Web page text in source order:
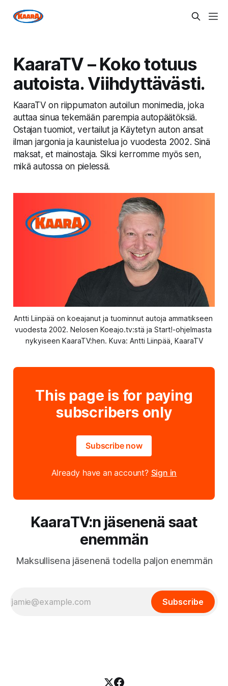
KaaraTV – Koko totuus
autoista. Viihdyttävästi.
KaaraTV on riippumaton autoilun monimedia, joka
auttaa sinua tekemään parempia autopäätöksiä.
Ostajan tuomiot, vertailut ja Käytetyn auton ansat
ilman jargonia ja kaunistelua jo vuodesta 2002. Sinä
maksat, et mainostaja. Siksi kerromme myös sen,
mikä autossa on pielessä.
Antti Liinpää on koeajanut ja tuominnut autoja ammatikseen
vuodesta 2002. Nelosen Koeajo.tv:stä ja Start!-ohjelmasta
nykyiseen KaaraTV:hen. Kuva: Antti Liinpää, KaaraTV
This page is for paying
subscribers only
Subscribe now
Already have an account? Sign in
KaaraTV:n jäsenenä saat
enemmän
Maksullisena jäsenenä todella paljon enemmän
Subscribe